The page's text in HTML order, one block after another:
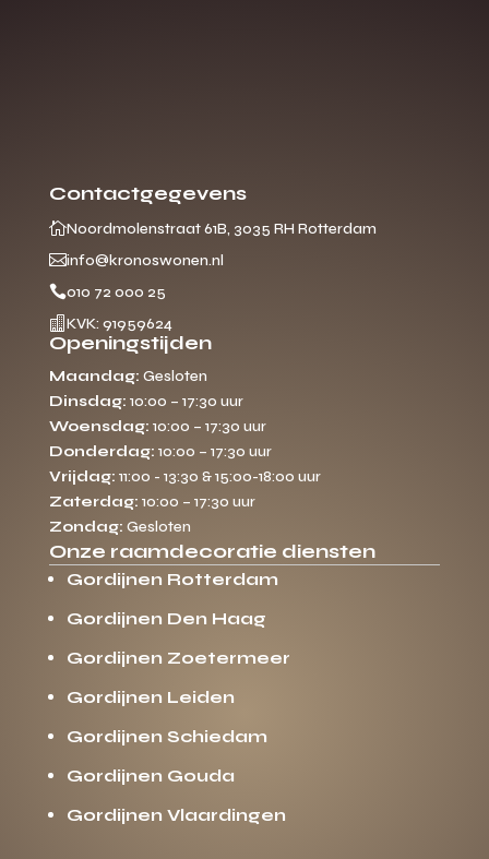
Contactgegevens
Noordmolenstraat 61B, 3035 RH Rotterdam
info@kronoswonen.nl
010 72 000 25
 KVK: 91959624
Openingstijden
Maandag: Gesloten
Dinsdag: 10:00 – 17:30 uur
Woensdag: 10:00 – 17:30 uur
Donderdag: 10:00 – 17:30 uur
Vrijdag: 11:00 - 13:30 & 15:00-18:00 uur
Zaterdag: 10:00 – 17:30 uur
Zondag: Gesloten
Onze raamdecoratie diensten
Gordijnen Rotterdam
Gordijnen Den Haag
Gordijnen Zoetermeer
Gordijnen Leiden
Gordijnen Schiedam
Gordijnen Gouda
Gordijnen Vlaardingen